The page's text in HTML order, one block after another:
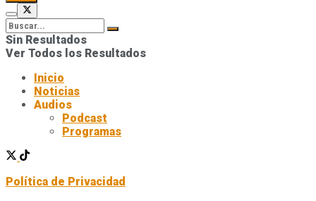
Sin Resultados
Ver Todos los Resultados
Inicio
Noticias
Audios
Podcast
Programas
Política de Privacidad